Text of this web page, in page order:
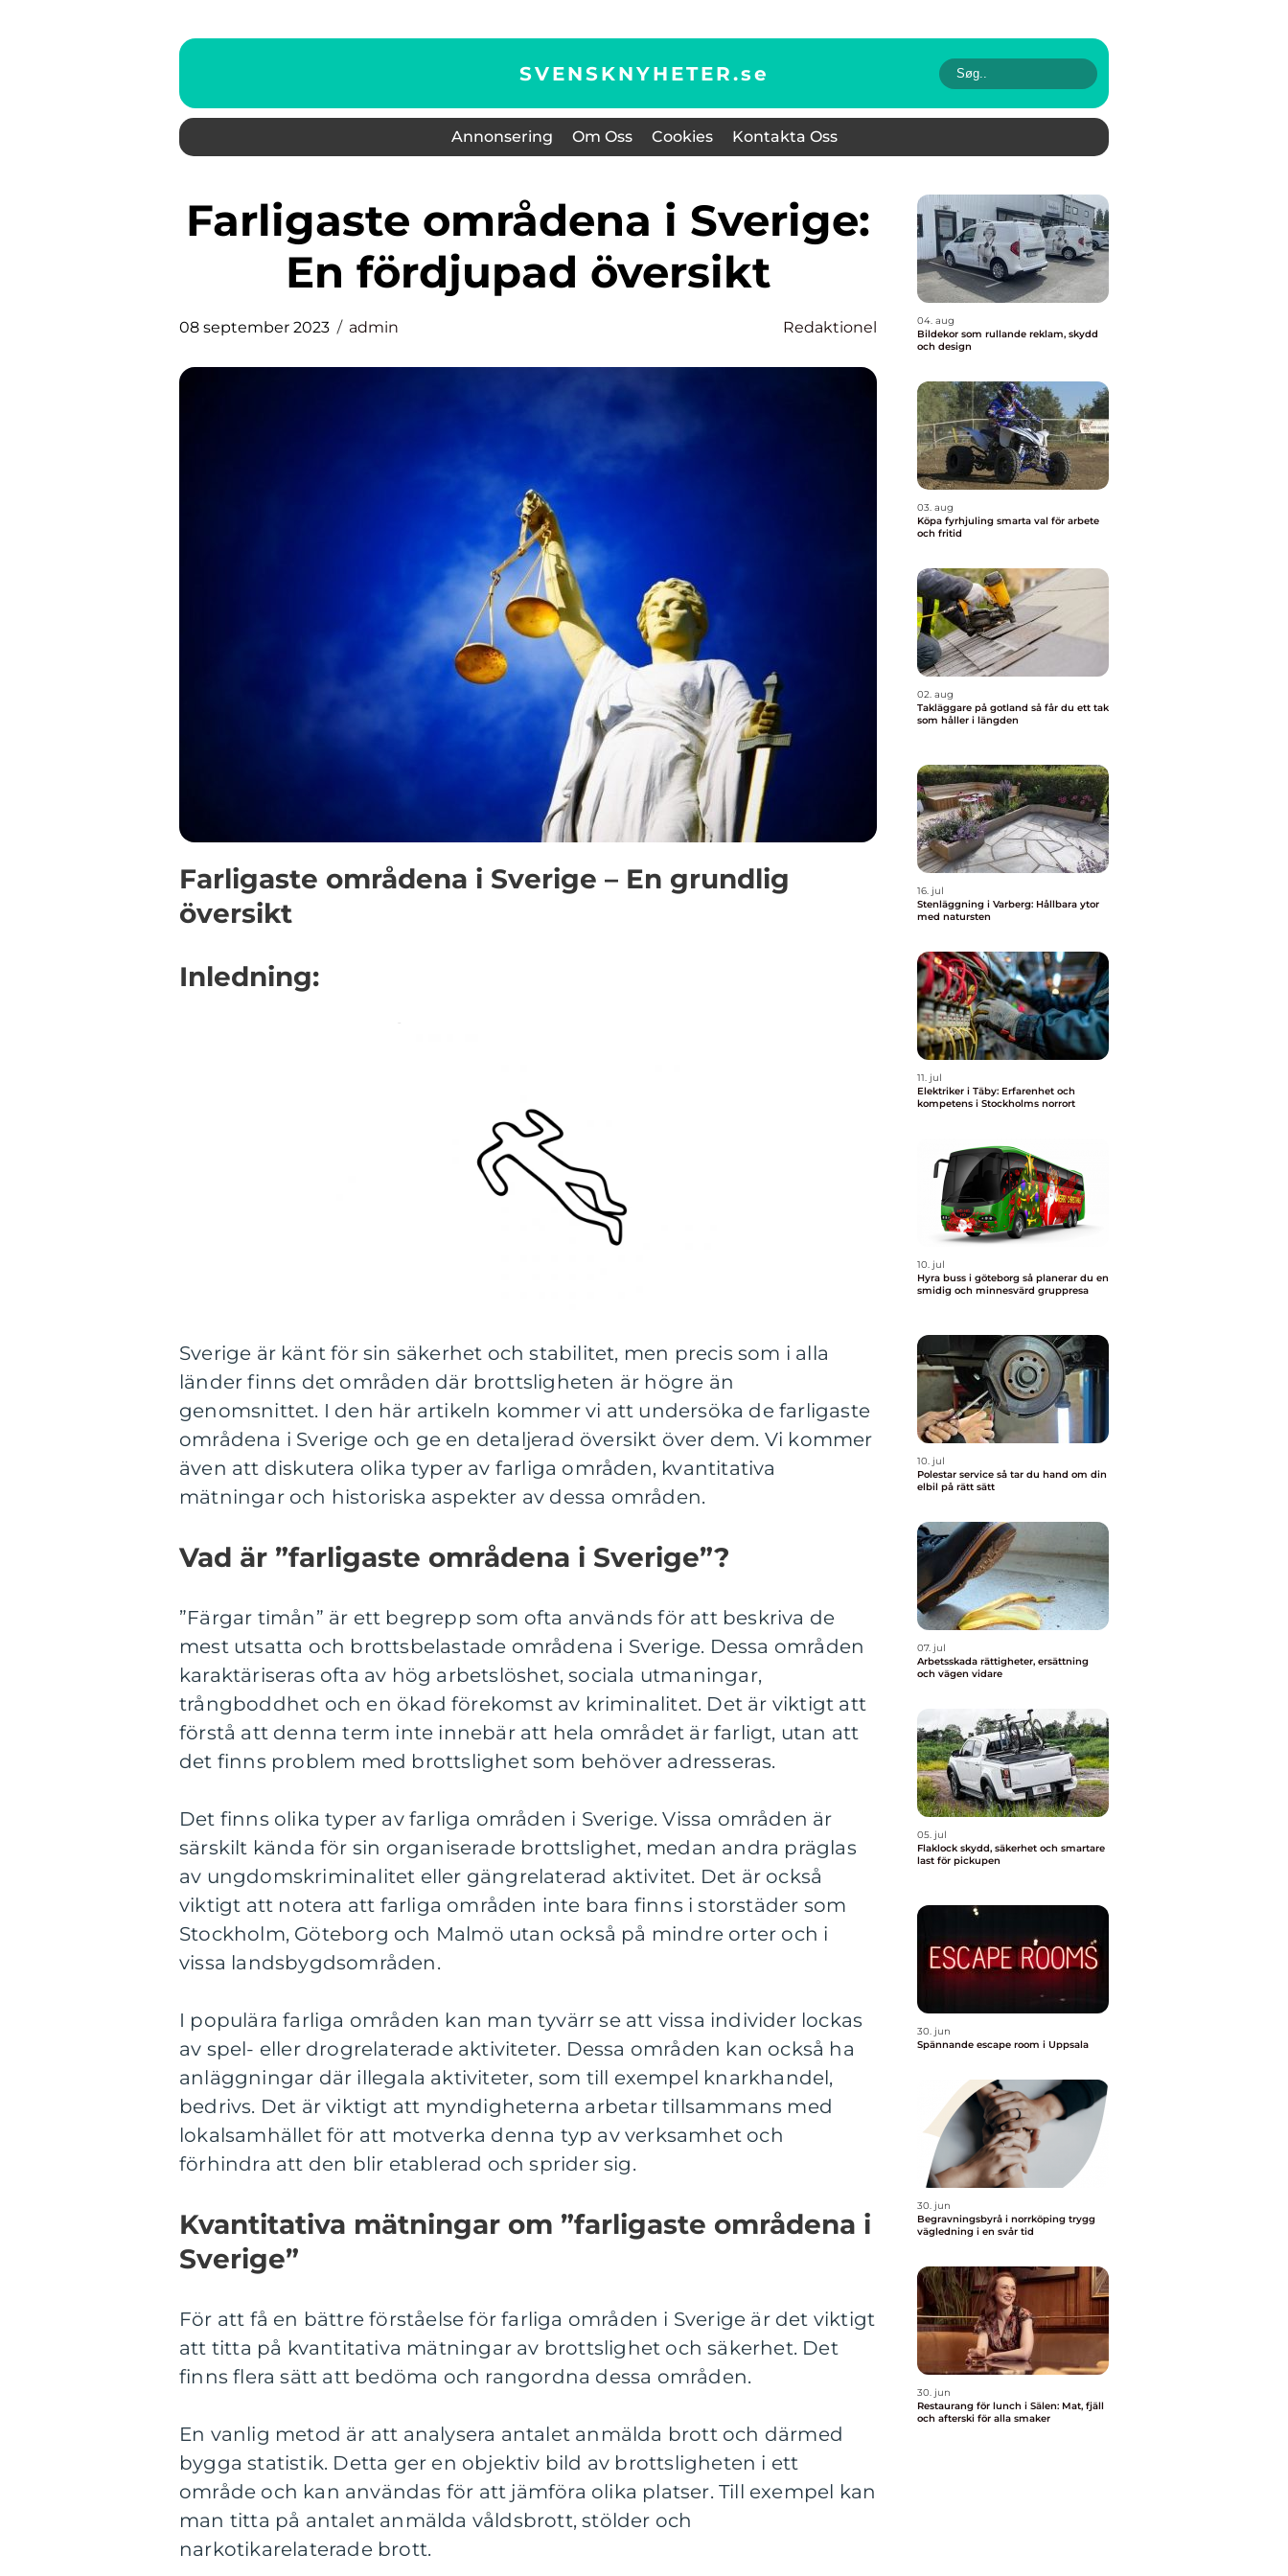
SVENSKNYHETER.se
Annonsering Om Oss Cookies Kontakta Oss
Farligaste områdena i Sverige:
En fördjupad översikt
08 september 2023 admin Redaktionel
Farligaste områdena i Sverige – En grundlig
översikt
Inledning:
Sverige är känt för sin säkerhet och stabilitet, men precis som i alla
länder finns det områden där brottsligheten är högre än
genomsnittet. I den här artikeln kommer vi att undersöka de farligaste
områdena i Sverige och ge en detaljerad översikt över dem. Vi kommer
även att diskutera olika typer av farliga områden, kvantitativa
mätningar och historiska aspekter av dessa områden.
Vad är ”farligaste områdena i Sverige”?
”Färgar timån” är ett begrepp som ofta används för att beskriva de
mest utsatta och brottsbelastade områdena i Sverige. Dessa områden
karaktäriseras ofta av hög arbetslöshet, sociala utmaningar,
trångboddhet och en ökad förekomst av kriminalitet. Det är viktigt att
förstå att denna term inte innebär att hela området är farligt, utan att
det finns problem med brottslighet som behöver adresseras.
Det finns olika typer av farliga områden i Sverige. Vissa områden är
särskilt kända för sin organiserade brottslighet, medan andra präglas
av ungdomskriminalitet eller gängrelaterad aktivitet. Det är också
viktigt att notera att farliga områden inte bara finns i storstäder som
Stockholm, Göteborg och Malmö utan också på mindre orter och i
vissa landsbygdsområden.
I populära farliga områden kan man tyvärr se att vissa individer lockas
av spel- eller drogrelaterade aktiviteter. Dessa områden kan också ha
anläggningar där illegala aktiviteter, som till exempel knarkhandel,
bedrivs. Det är viktigt att myndigheterna arbetar tillsammans med
lokalsamhället för att motverka denna typ av verksamhet och
förhindra att den blir etablerad och sprider sig.
Kvantitativa mätningar om ”farligaste områdena i
Sverige”
För att få en bättre förståelse för farliga områden i Sverige är det viktigt
att titta på kvantitativa mätningar av brottslighet och säkerhet. Det
finns flera sätt att bedöma och rangordna dessa områden.
En vanlig metod är att analysera antalet anmälda brott och därmed
bygga statistik. Detta ger en objektiv bild av brottsligheten i ett
område och kan användas för att jämföra olika platser. Till exempel kan
man titta på antalet anmälda våldsbrott, stölder och
narkotikarelaterade brott.
04. aug
Bildekor som rullande reklam, skydd
och design
03. aug
Köpa fyrhjuling smarta val för arbete
och fritid
02. aug
Takläggare på gotland så får du ett tak
som håller i längden
16. jul
Stenläggning i Varberg: Hållbara ytor
med natursten
11. jul
Elektriker i Täby: Erfarenhet och
kompetens i Stockholms norrort
10. jul
Hyra buss i göteborg så planerar du en
smidig och minnesvärd gruppresa
10. jul
Polestar service så tar du hand om din
elbil på rätt sätt
07. jul
Arbetsskada rättigheter, ersättning
och vägen vidare
05. jul
Flaklock skydd, säkerhet och smartare
last för pickupen
30. jun
Spännande escape room i Uppsala
30. jun
Begravningsbyrå i norrköping trygg
vägledning i en svår tid
30. jun
Restaurang för lunch i Sälen: Mat, fjäll
och afterski för alla smaker